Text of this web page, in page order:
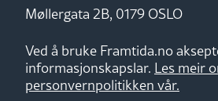
Møllergata 2B, 0179 OSLO
Ved å bruke Framtida.no
informasjonskapslar. Les meir
personvernpolitikken vår.